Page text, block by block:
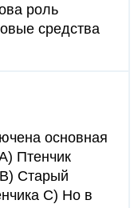
роль
средства
основная
Птенчик
Старый
С) Но в